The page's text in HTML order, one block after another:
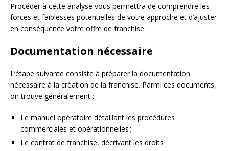
Procéder à cette analyse vous permettra de comprendre les
forces et faiblesses potentielles de votre approche et d’ajuster
en conséquence votre offre de franchise.
Documentation nécessaire
L’étape suivante consiste à préparer la documentation
nécessaire à la création de la franchise. Parmi ces documents,
on trouve généralement :
Le manuel opératoire détaillant les procédures
commerciales et opérationnelles ;
Le contrat de franchise, décrivant les droits